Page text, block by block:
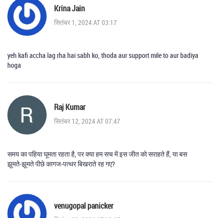
Krina Jain
सितंबर 1, 2024 AT 03:17
yeh kafi accha lag rha hai sabh ko, thoda aur support mile to aur badiya
hoga
Raj Kumar
सितंबर 12, 2024 AT 07:47
समय का पहिया घूमता रहता है, पर क्या हम सच में इस जीत को सराहते हैं, या बस
झूमते‑झूमते पीछे कागज‑पत्थर बिखराते रह गए?
venugopal panicker